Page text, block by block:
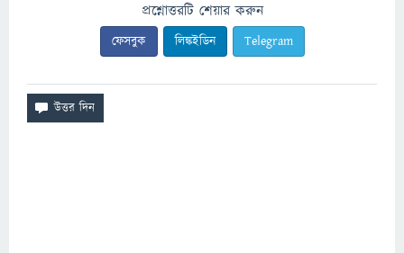
প্রশ্নোত্তরটি শেয়ার করুন
ফেসবুক লিঙ্কইডিন Telegram